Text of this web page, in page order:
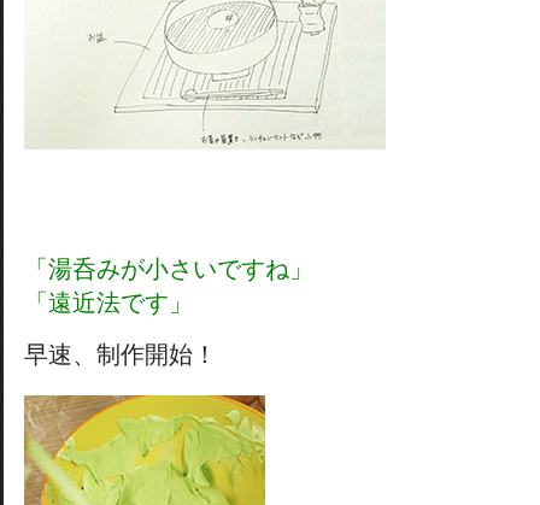
「湯呑みが小さいですね」
「遠近法です」
早速、制作開始！